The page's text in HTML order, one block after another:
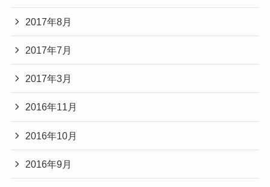
2017年8月
2017年7月
2017年3月
2016年11月
2016年10月
2016年9月